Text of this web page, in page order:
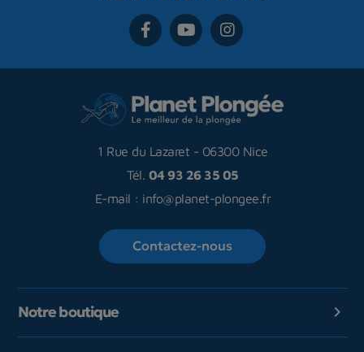
1 Rue du Lazaret - 06300 Nice
Tél. 04 93 26 35 05
E-mail : info@planet-plongee.fr
Contactez-nous
Notre boutique 